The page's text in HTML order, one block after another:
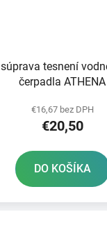
súprava tesnení
čerpadla ATHENA
€16,67 bez DPH
€20,50
DO KOŠÍKA